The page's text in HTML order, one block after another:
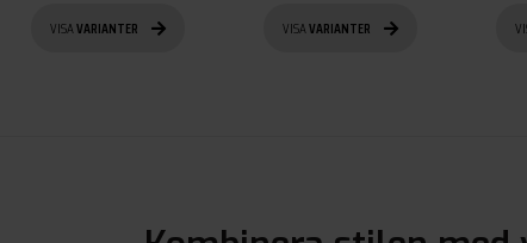
VISAVARIANTER VISAVARIANTER